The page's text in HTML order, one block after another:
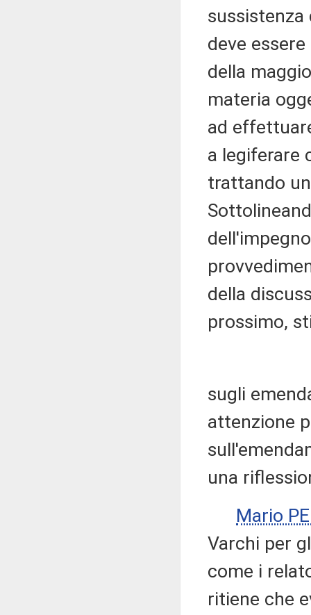
deve
della
materia
ad
a legiferare
trattando
della
prossimo,
sugli
attenzione
una
Mario
Varchi per
come i
ritiene che